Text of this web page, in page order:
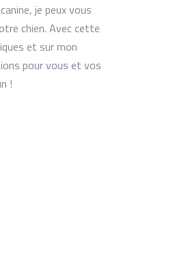
je peux vous
chien. Avec cette
et sur mon
pour vous et vos
!